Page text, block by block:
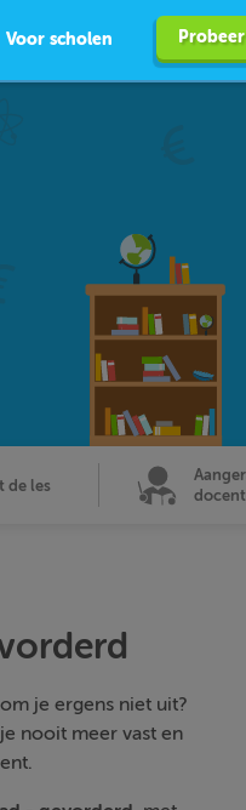
Voor scholen
de les
je ergens niet uit?
nooit meer vast en